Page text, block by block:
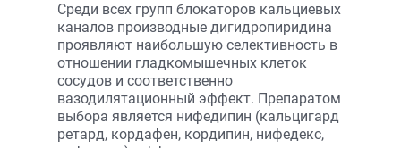
Среди всех групп блокаторов кальциевых
каналов производные дигидропиридина
проявляют наибольшую селективность в
отношении гладкомышечных клеток
сосудов и соответственно
вазодилятационный эффект. Препаратом
выбора является нифедипин (кальцигард
ретард, кордафен, кордипин, нифедекс,